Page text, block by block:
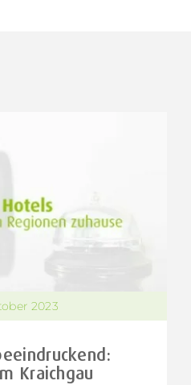
2023
Kraichgau